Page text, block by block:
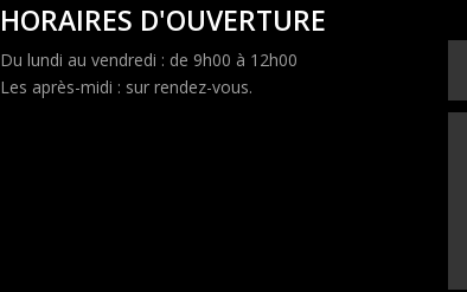
HORAIRES D'OUVERTURE
Du lundi au vendredi : de 9h00 à 12h00
Les après-midi : sur rendez-vous.